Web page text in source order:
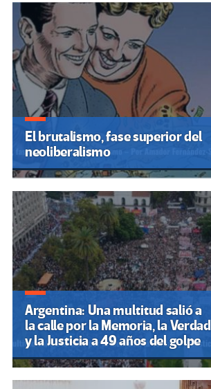
El brutalismo, fase superior del
neoliberalismo
Argentina: Una multitud salió a
la calle por la Memoria, la Verdad
y la Justicia a 49 años del golpe